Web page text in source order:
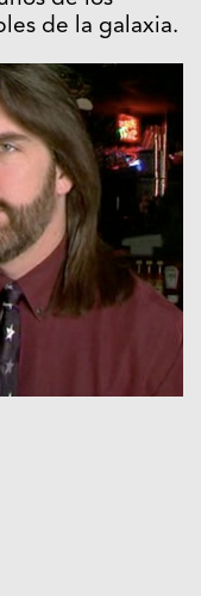
de la galaxia.